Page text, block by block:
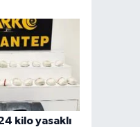
kilo yasaklı